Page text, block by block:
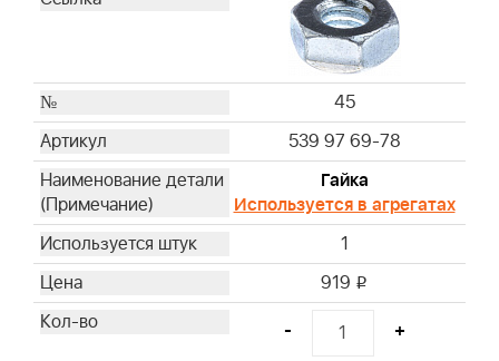
45
539 97 69-78
Гайка
Используется в агрегатах
1
919 i
- +